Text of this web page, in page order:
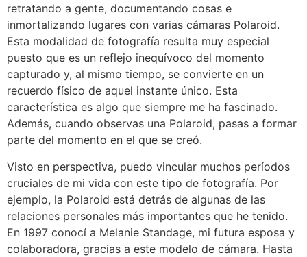
retratando a gente, documentando cosas e
inmortalizando lugares con varias cámaras Polaroid.
Esta modalidad de fotografía resulta muy especial
puesto que es un reflejo inequívoco del momento
capturado y, al mismo tiempo, se convierte en un
recuerdo físico de aquel instante único. Esta
característica es algo que siempre me ha fascinado.
Además, cuando observas una Polaroid, pasas a formar
parte del momento en el que se creó.
Visto en perspectiva, puedo vincular muchos períodos
cruciales de mi vida con este tipo de fotografía. Por
ejemplo, la Polaroid está detrás de algunas de las
relaciones personales más importantes que he tenido.
En 1997 conocí a Melanie Standage, mi futura esposa y
colaboradora, gracias a este modelo de cámara. Hasta